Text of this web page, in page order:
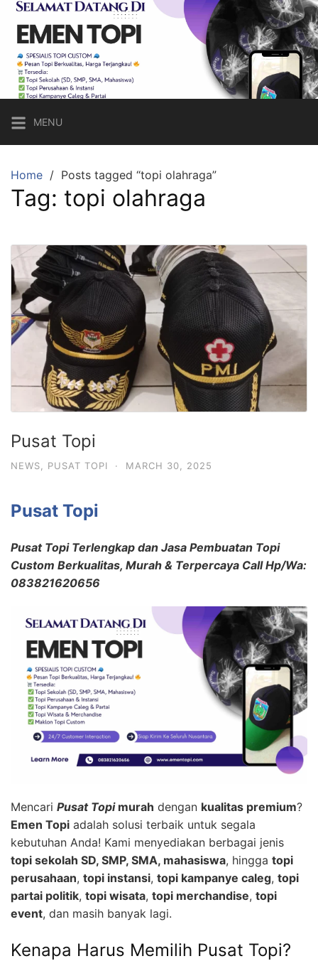
Skip
content
Emen
Topi
Topi
Custom
Harga
Bersahabat!
083821620656
MENU
Home Posts tagged “topi olahraga”
Tag: topi olahraga
Pusat Topi
NEWS PUSAT TOPI · MARCH 30, 2025
Pusat Topi
Pusat Topi Terlengkap dan Jasa Pembuatan Topi
Custom Berkualitas, Murah & Terpercaya Call Hp/Wa:
083821620656
Mencari Pusat Topimurah dengan kualitas premium?
Emen Topi adalah solusi terbaik untuk segala
kebutuhan Anda! Kami menyediakan berbagai jenis
topi sekolah SD, SMP, SMA, mahasiswa, hingga topi
perusahaan, topi instansi, topi kampanye caleg, topi
partai politik, topi wisata, topi merchandise, topi
event, dan masih banyak lagi.
Kenapa Harus Memilih Pusat Topi?